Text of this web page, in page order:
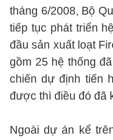
tháng 6/2008, Bộ
tiếp tục phát triển
đầu sản xuất loạt
gồm 25 hệ thống
chiến dự định tiến
được thì điều đó đã
Ngoài dự án kể